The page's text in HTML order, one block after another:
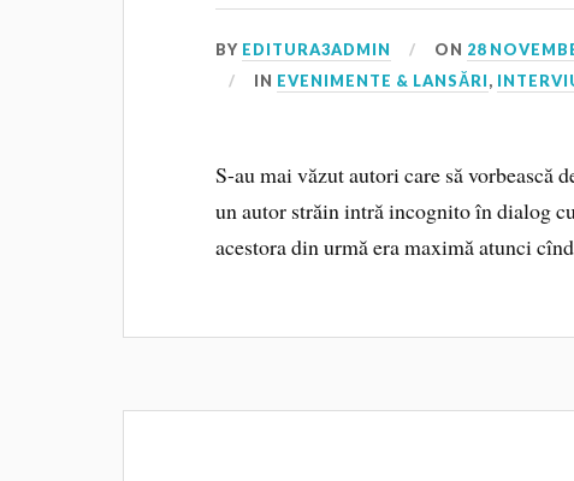
BY EDITURA3ADMIN ON 28
IN EVENIMENTE & LANSĂRI,
S-au mai văzut autori care să vorbească
un autor străin intră incognito în dialog
acestora din urmă era maximă atunci